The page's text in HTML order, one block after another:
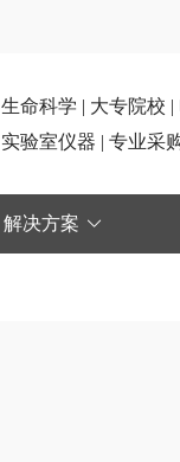
生命科学 | 大专院校
实验室仪器 | 专业采
解决方案